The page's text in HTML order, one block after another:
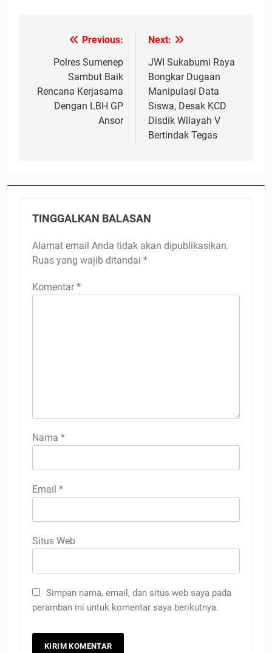
Navigasi
pos
Previous:
Polres Sumenep
Sambut Baik
Rencana Kerjasama
Dengan LBH GP
Ansor
Next:
JWI Sukabumi Raya
Bongkar Dugaan
Manipulasi Data
Siswa, Desak KCD
Disdik Wilayah V
Bertindak Tegas
TINGGALKAN BALASAN
Alamat email Anda tidak akan dipublikasikan.
Ruas yang wajib ditandai *
Komentar *
Nama *
Email *
Situs Web
Simpan nama, email, dan situs web saya pada
peramban ini untuk komentar saya berikutnya.